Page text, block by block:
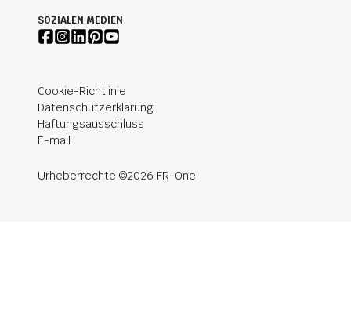
SOZIALEN MEDIEN
Cookie-Richtlinie
Datenschutzerklärung
Haftungsausschluss
E-mail
Urheberrechte ©2026 FR-One